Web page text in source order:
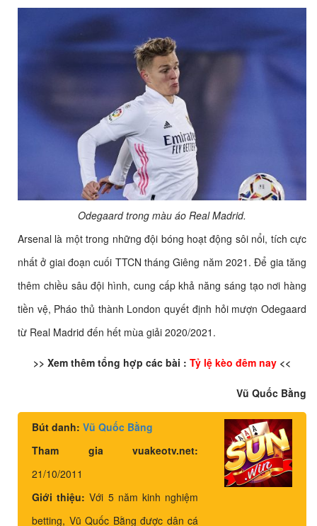
Odegaard trong màu áo Real Madrid.
Arsenal là một trong những đội bóng hoạt động sôi nổi, tích cực
nhất ở giai đoạn cuối TTCN tháng Giêng năm 2021. Để gia tăng
thêm chiều sâu đội hình, cung cấp khả năng sáng tạo nơi hàng
tiền vệ, Pháo thủ thành London quyết định hỏi mượn Odegaard
từ Real Madrid đến hết mùa giải 2020/2021.
>> Xem thêm tổng hợp các bài : Tỷ lệ kèo đêm nay <<
Vũ Quốc Bằng
Bút danh: Vũ Quốc Bằng
Tham gia vuakeotv.net:
21/10/2011
Giới thiệu: Với 5 năm kinh nghiệm
betting, Vũ Quốc Bằng được dân cá